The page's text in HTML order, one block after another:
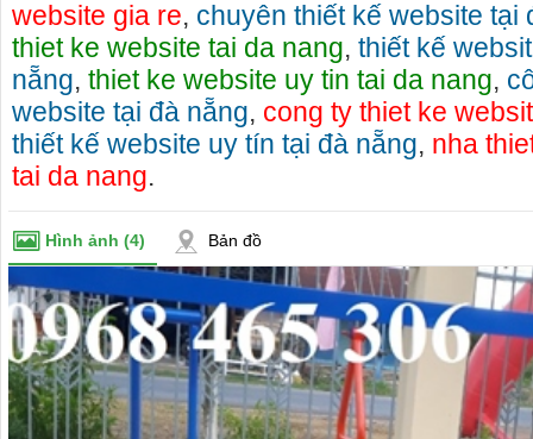
website gia re, chuyên thiết kế website tại
thiet ke website tai da nang, thiết kế
nẵng, thiet ke website uy tin tai da nang,
website tại đà nẵng, cong ty thiet ke
thiết kế website uy tín tại đà nẵng, nha
tai da nang.
Hình ảnh (4) Bản đồ
Cho thuê nhà nguyên căn Phú Yên, chuyên cho
thuê nhà nguyên căn tại Phú Yên
Chúng tôi hiên đang cho thuê nhà nguyên căn
tại Tuy Hòa - Phú Yên.